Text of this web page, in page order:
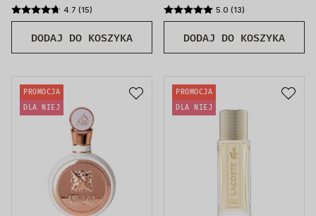
DODAJ DO KOSZYKA
4.7 (15)
DODAJ DO KOSZYKA
5.0 (13)
PROMOCJA
DLA NIEJ
PROMOCJA
DLA NIEJ